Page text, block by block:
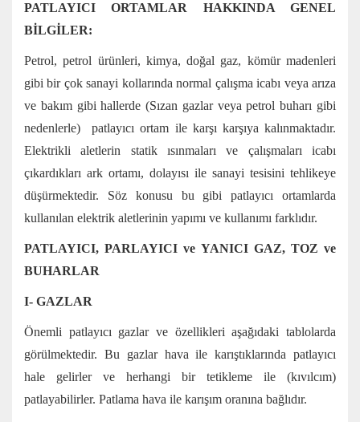
PATLAYICI ORTAMLAR HAKKINDA GENEL
BİLGİLER:
Petrol, petrol ürünleri, kimya, doğal gaz, kömür madenleri
gibi bir çok sanayi kollarında normal çalışma icabı veya arıza
ve bakım gibi hallerde (Sızan gazlar veya petrol buharı gibi
nedenlerle) patlayıcı ortam ile karşı karşıya kalınmaktadır.
Elektrikli aletlerin statik ısınmaları ve çalışmaları icabı
çıkardıkları ark ortamı, dolayısı ile sanayi tesisini tehlikeye
düşürmektedir. Söz konusu bu gibi patlayıcı ortamlarda
kullanılan elektrik aletlerinin yapımı ve kullanımı farklıdır.
PATLAYICI, PARLAYICI ve YANICI GAZ, TOZ ve
BUHARLAR
I- GAZLAR
Önemli patlayıcı gazlar ve özellikleri aşağıdaki tablolarda
görülmektedir. Bu gazlar hava ile karıştıklarında patlayıcı
hale gelirler ve herhangi bir tetikleme ile (kıvılcım)
patlayabilirler. Patlama hava ile karışım oranına bağlıdır.